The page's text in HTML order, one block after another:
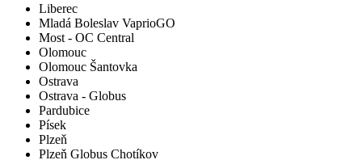
Liberec
Mladá Boleslav VaprioGO
Most - OC Central
Olomouc
Olomouc Šantovka
Ostrava
Ostrava - Globus
Pardubice
Písek
Plzeň
Plzeň Globus Chotíkov